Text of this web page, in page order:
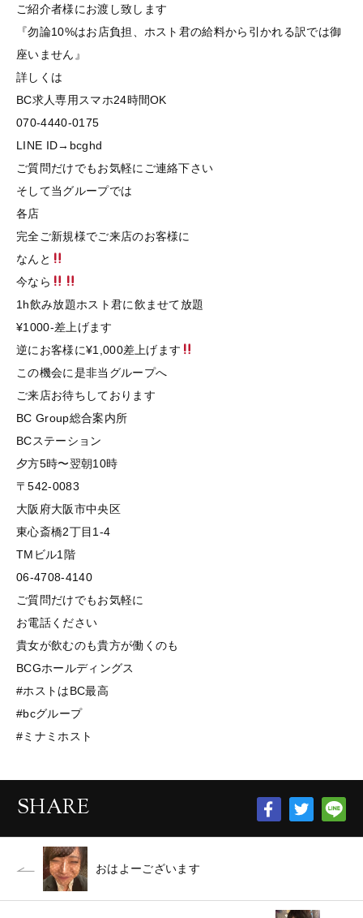
ご紹介者様にお渡し致します
『勿論10%はお店負担、ホスト君の給料から引かれる訳では御
座いません』
詳しくは
BC求人専用スマホ24時間OK
070-4440-0175
LINE ID→bcghd
ご質問だけでもお気軽にご連絡下さい
そして当グループでは
各店
完全ご新規様でご来店のお客様に
なんと
今なら
1h飲み放題ホスト君に飲ませて放題
¥1000-差上げます
逆にお客様に¥1,000差上げます
この機会に是非当グループへ
ご来店お待ちしております
BC Group総合案内所
BCステーション
夕方5時〜翌朝10時
〒542-0083
大阪府大阪市中央区
東心斎橋2丁目1-4
TMビル1階
06-4708-4140
ご質問だけでもお気軽に
お電話ください
貴女が飲むのも貴方が働くのも
BCGホールディングス
#ホストはBC最高
#bcグループ
#ミナミホスト
SHARE
おはよーございます